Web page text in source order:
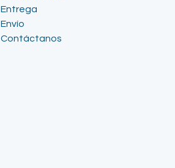
Entrega
Envío
Contáctanos